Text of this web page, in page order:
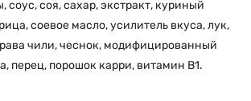
соус, соя, сахар, экстракт, куриный
соевое масло, усилитель вкуса, лук,
чили, чеснок, модифицированный
перец, порошок карри, витамин В1.